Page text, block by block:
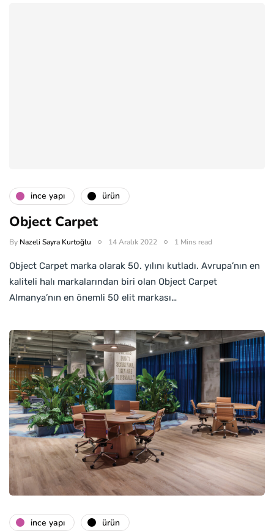
i̇nce yapı ürün
Object Carpet
By Nazeli Sayra Kurtoğlu 14 Aralık 2022 1 Mins read
Object Carpet marka olarak 50. yılını kutladı. Avrupa’nın en
kaliteli halı markalarından biri olan Object Carpet
Almanya’nın en önemli 50 elit markası…
i̇nce yapı ürün